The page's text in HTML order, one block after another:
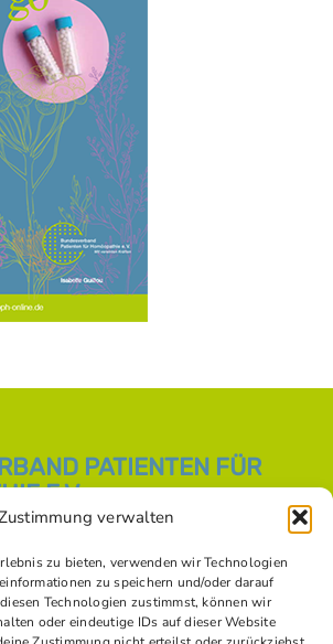
verwalten
zu bieten, verwenden wir Technologien
zu speichern und/oder darauf
Technologien zustimmst, können wir
oder eindeutige IDs auf dieser Website
PATIENTEN FÜR
E.V.
info [at] bph-online.de
Homöopathie Online